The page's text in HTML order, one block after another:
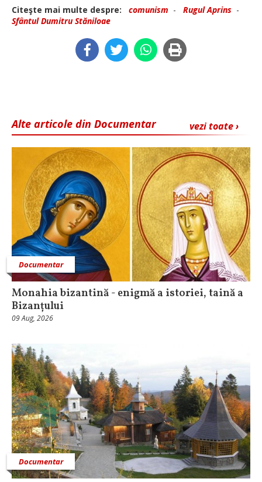
Citeşte mai multe despre: comunism - Rugul Aprins -
Sfântul Dumitru Stăniloae
vezi toate ›
Alte articole din Documentar
Documentar
Monahia bizantină - enigmă a istoriei, taină a
Bizanțului
09 Aug, 2026
Documentar